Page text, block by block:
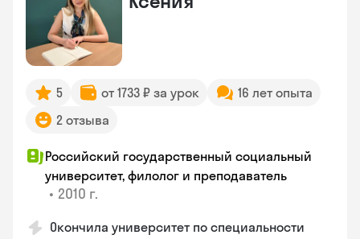
5 от 1733 ₽ за урок
16 лет опыта
2 отзыва
Российский государственный социальный
университет, филолог и преподаватель
• 2010 г.
Окончила университет по специальности